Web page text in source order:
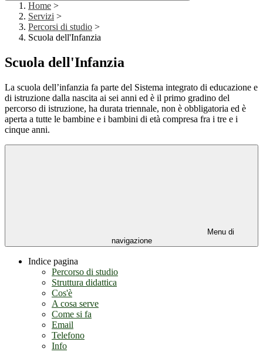
Home >
Servizi >
Percorsi di studio >
Scuola dell'Infanzia
Scuola dell'Infanzia
La scuola dell’infanzia fa parte del Sistema integrato di educazione e
di istruzione dalla nascita ai sei anni ed è il primo gradino del
percorso di istruzione, ha durata triennale, non è obbligatoria ed è
aperta a tutte le bambine e i bambini di età compresa fra i tre e i
cinque anni.
Menu di
navigazione
Indice pagina
Percorso di studio
Struttura didattica
Cos'è
A cosa serve
Come si fa
Email
Telefono
Info